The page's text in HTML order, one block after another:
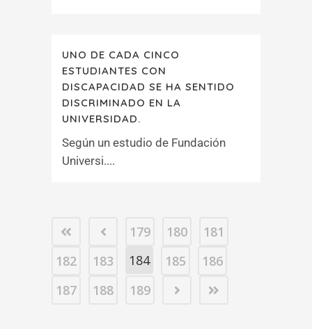
UNO DE CADA CINCO
ESTUDIANTES CON
DISCAPACIDAD SE HA SENTIDO
DISCRIMINADO EN LA
UNIVERSIDAD.
Según un estudio de Fundación
Universi....
179 180
181
182
183 184 185
186
187
188 189